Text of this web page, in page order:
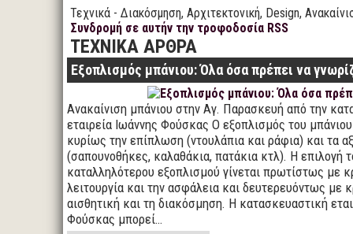
Τεχνικά - Διακόσμηση, Αρχιτεκτονική, Design,
Συνδρομή σε αυτήν την τροφοδοσία RSS
ΤΕΧΝΙΚΑ ΑΡΘΡΑ
Εξοπλισμός μπάνιου: Όλα όσα πρέπει να
Ανακαίνιση μπάνιου στην Αγ. Παρασκευή από την
εταιρεία Ιωάννης Φούσκας Ο εξοπλισμός του
κυρίως την επίπλωση (ντουλάπια και ράφια) και τα
(σαπουνοθήκες, καλαθάκια, πατάκια κτλ). Η επιλογή
καταλληλότερου εξοπλισμού γίνεται πρωτίστως με
λειτουργία και την ασφάλεια και δευτερευόντως με
αισθητική και τη διακόσμηση. Η κατασκευαστική
Φούσκας μπορεί…